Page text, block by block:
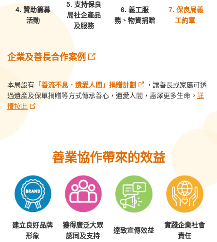
4. 贊助籌募
活動
5. 支持保良
局社企產品
及服務
6. 義工服
務、物資捐贈
7. 保良局義
工約章
企業及善長合作案例
本局設有 「善流不息．遺愛人間」捐贈計劃
，讓善長或家屬可透
過遺產及保單捐贈等方式傳承善心， 遺愛人間 ，惠澤更多生命。 詳
情按此
善業協作帶來的效益
建立良好品牌
形象
獲得廣泛大眾
認同及支持
達致宣傳效益
實踐企業社會
責任